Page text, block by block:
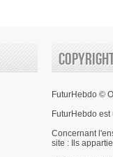
FuturHebdo ©
FuturHebdo
Concernant
site : Ils